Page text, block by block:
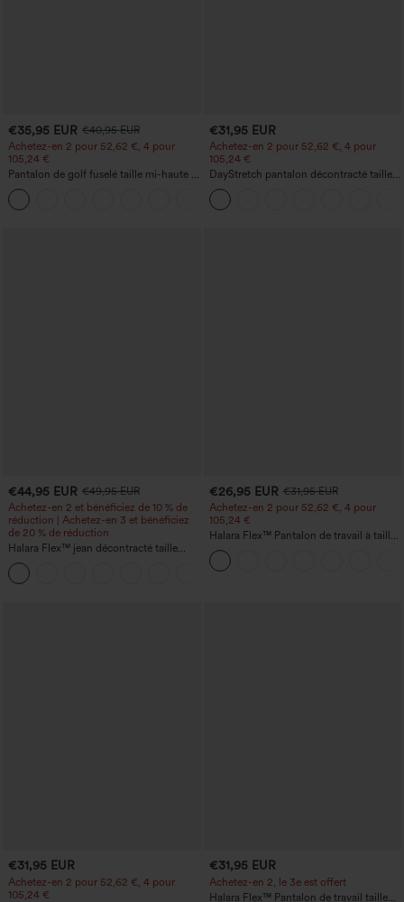
€35,95 EUR €40,95 EUR
Achetez-en 2 pour 52,62 €, 4 pour
105,24 €
Pantalon de golf fuselé taille mi-haute à
cordon, ourlet incurvé, séchage rapide,
avec poches — UPF40+
€31,95 EUR
Achetez-en 2 pour 52,62 €, 4 pour
105,24 €
DayStretch pantalon décontracté taille
haute avec poches et coupe droite
€44,95 EUR €49,95 EUR
Achetez-en 2 et bénéficiez de 10 % de
réduction | Achetez-en 3 et bénéficiez
de 20 % de réduction
Halara Flex™ jean décontracté taille
haute, large, avec poches, ourlet
retroussé et effet délavé
€26,95 EUR €31,95 EUR
Achetez-en 2 pour 52,62 €, 4 pour
105,24 €
Halara Flex™ Pantalon de travail à taille
haute, jambe large, avec poches, en
maille gaufrée
€31,95 EUR
Achetez-en 2 pour 52,62 €, 4 pour
105,24 €
€31,95 EUR
Achetez-en 2, le 3e est offert
Halara Flex™ Pantalon de travail taille